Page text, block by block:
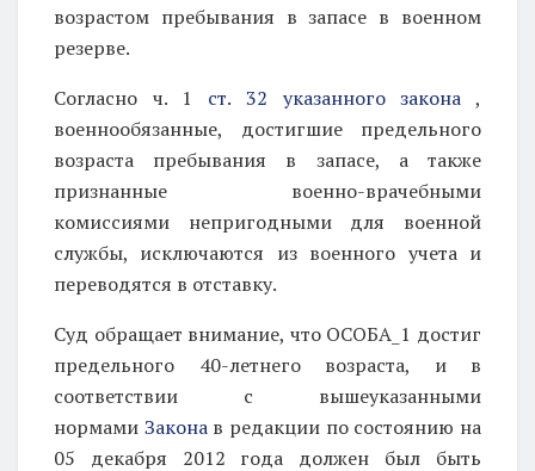
возрастом пребывания в запасе в военном
резерве.
Согласно ч. 1 ст. 32 указанного закона ,
военнообязанные, достигшие предельного
возраста пребывания в запасе, а также
признанные военно-врачебными
комиссиями непригодными для военной
службы, исключаются из военного учета и
переводятся в отставку.
Суд обращает внимание, что ОСОБА_1 достиг
предельного 40-летнего возраста, и в
соответствии с вышеуказанными
нормами Законав редакции по состоянию на
05 декабря 2012 года должен был быть